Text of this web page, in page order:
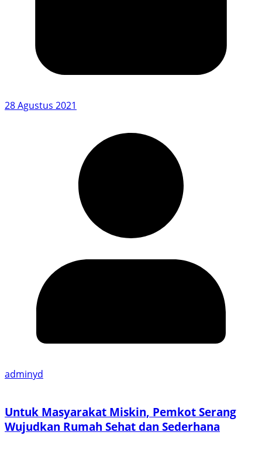
28 Agustus 2021
adminyd
Untuk Masyarakat Miskin, Pemkot Serang
Wujudkan Rumah Sehat dan Sederhana